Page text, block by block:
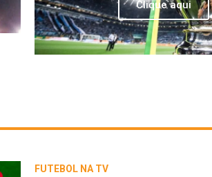
Clique aqui
FUTEBOL NA TV